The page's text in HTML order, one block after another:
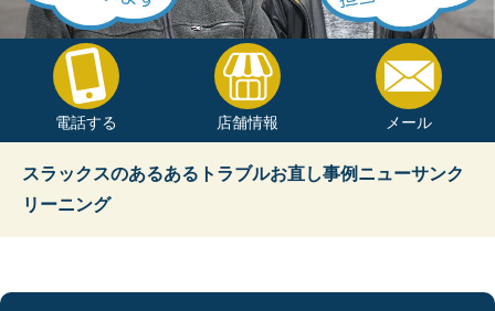
電話する 店舗情報 メール
スラックスのあるあるトラブルお直し事例ニューサンク
リーニング